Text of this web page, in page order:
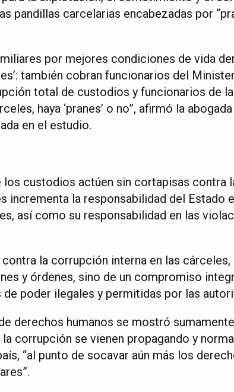
pandillas carcelarias encabezadas por
por mejores condiciones de vida
también cobran funcionarios del
total de custodios y funcionarios de
haya ‘pranes’ o no”, afirmó la
en el estudio.
los custodios actúen sin cortapisas contra
incrementa la responsabilidad del Estado
así como su responsabilidad en las
la corrupción interna en las
y órdenes, sino de un compromiso
poder ilegales y permitidas por las
derechos humanos se mostró
la corrupción se vienen propagando y
“al punto de socavar aún más los